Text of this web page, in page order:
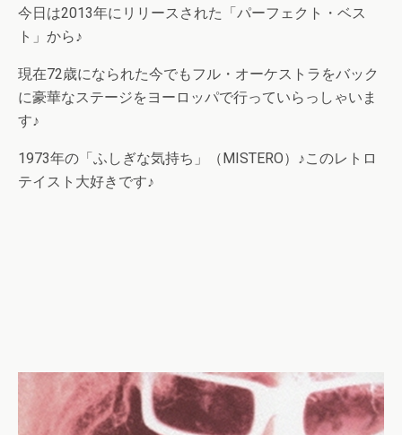
今日は2013年にリリースされた「パーフェクト・ベス
ト」から♪
現在72歳になられた今でもフル・オーケストラをバック
に豪華なステージをヨーロッパで行っていらっしゃいま
す♪
1973年の「ふしぎな気持ち」（MISTERO）♪このレトロ
テイスト大好きです♪